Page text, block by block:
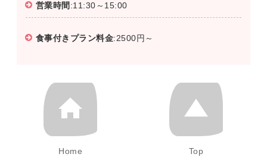
営業時間 :11:30～15:00
食事付きプラン料金:2500円～
Home Top